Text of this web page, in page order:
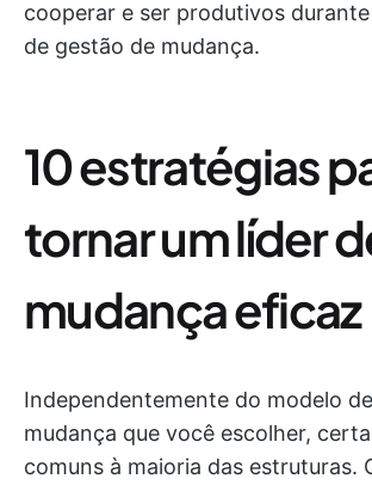
cooperar e ser produtivos
de gestão de mudança.
10 estratégias
tornar um líder
mudança eficaz
Independentemente do modelo
mudança que você escolher,
comuns à maioria das estruturas.